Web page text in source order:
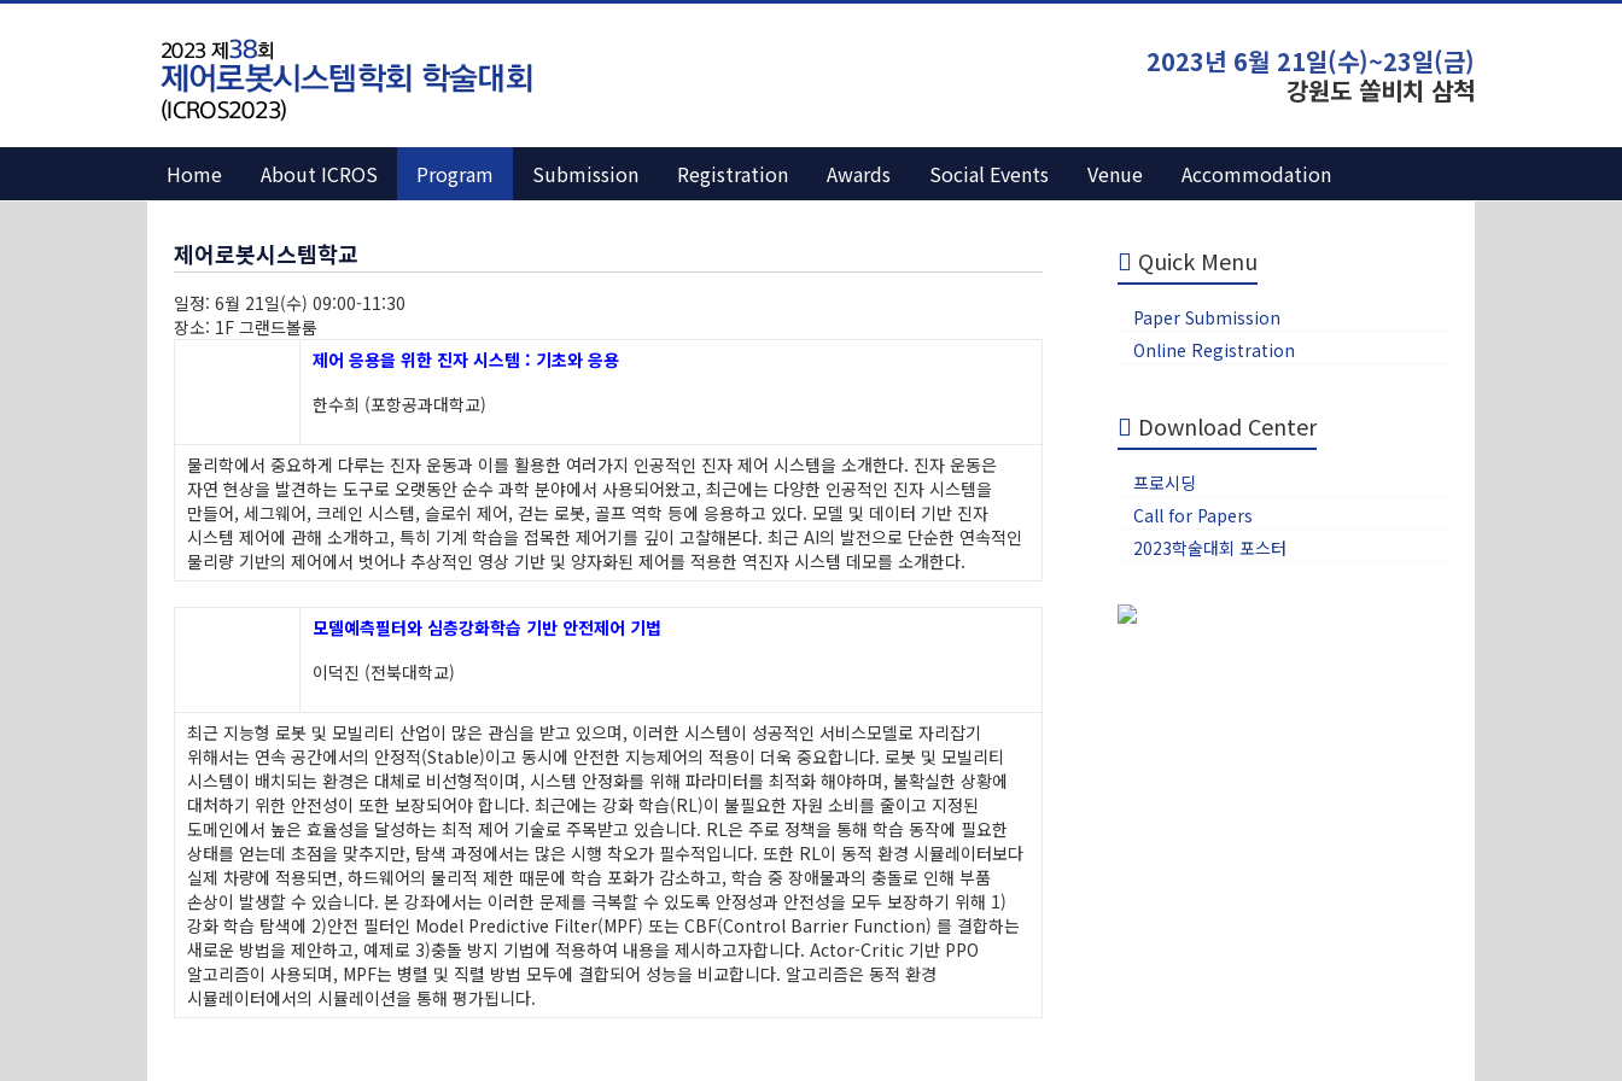
2023년 6월 21일(수)~23일(금)
강원도 쏠비치 삼척
Home About ICROS Program Submission Registration Awards Social Events Venue Accommodation
제어로봇시스템학교
일정: 6월 21일(수) 09:00-11:30
장소: 1F 그랜드볼룸
제어 응용을 위한 진자 시스템 : 기초와 응용
한수희 (포항공과대학교)
물리학에서 중요하게 다루는 진자 운동과 이를 활용한 여러가지 인공적인 진자 제어 시스템을 소개한다. 진자 운동은
자연 현상을 발견하는 도구로 오랫동안 순수 과학 분야에서 사용되어왔고, 최근에는 다양한 인공적인 진자 시스템을
만들어, 세그웨어, 크레인 시스템, 슬로쉬 제어, 걷는 로봇, 골프 역학 등에 응용하고 있다. 모델 및 데이터 기반 진자
시스템 제어에 관해 소개하고, 특히 기계 학습을 접목한 제어기를 깊이 고찰해본다. 최근 AI의 발전으로 단순한 연속적인
물리량 기반의 제어에서 벗어나 추상적인 영상 기반 및 양자화된 제어를 적용한 역진자 시스템 데모를 소개한다.
모델예측필터와 심층강화학습 기반 안전제어 기법
이덕진 (전북대학교)
최근 지능형 로봇 및 모빌리티 산업이 많은 관심을 받고 있으며, 이러한 시스템이 성공적인 서비스모델로 자리잡기
위해서는 연속 공간에서의 안정적(Stable)이고 동시에 안전한 지능제어의 적용이 더욱 중요합니다. 로봇 및 모빌리티
시스템이 배치되는 환경은 대체로 비선형적이며, 시스템 안정화를 위해 파라미터를 최적화 해야하며, 불확실한 상황에
대처하기 위한 안전성이 또한 보장되어야 합니다. 최근에는 강화 학습(RL)이 불필요한 자원 소비를 줄이고 지정된
도메인에서 높은 효율성을 달성하는 최적 제어 기술로 주목받고 있습니다. RL은 주로 정책을 통해 학습 동작에 필요한
상태를 얻는데 초점을 맞추지만, 탐색 과정에서는 많은 시행 착오가 필수적입니다. 또한 RL이 동적 환경 시뮬레이터보다
실제 차량에 적용되면, 하드웨어의 물리적 제한 때문에 학습 포화가 감소하고, 학습 중 장애물과의 충돌로 인해 부품
손상이 발생할 수 있습니다. 본 강좌에서는 이러한 문제를 극복할 수 있도록 안정성과 안전성을 모두 보장하기 위해 1)
강화 학습 탐색에 2)안전 필터인 Model Predictive Filter(MPF) 또는 CBF(Control Barrier Function) 를 결합하는
새로운 방법을 제안하고, 예제로 3)충돌 방지 기법에 적용하여 내용을 제시하고자합니다. Actor-Critic 기반 PPO
알고리즘이 사용되며, MPF는 병렬 및 직렬 방법 모두에 결합되어 성능을 비교합니다. 알고리즘은 동적 환경
시뮬레이터에서의 시뮬레이션을 통해 평가됩니다.
Quick Menu
Paper Submission
Online Registration
Download Center
프로시딩
Call for Papers
2023학술대회 포스터